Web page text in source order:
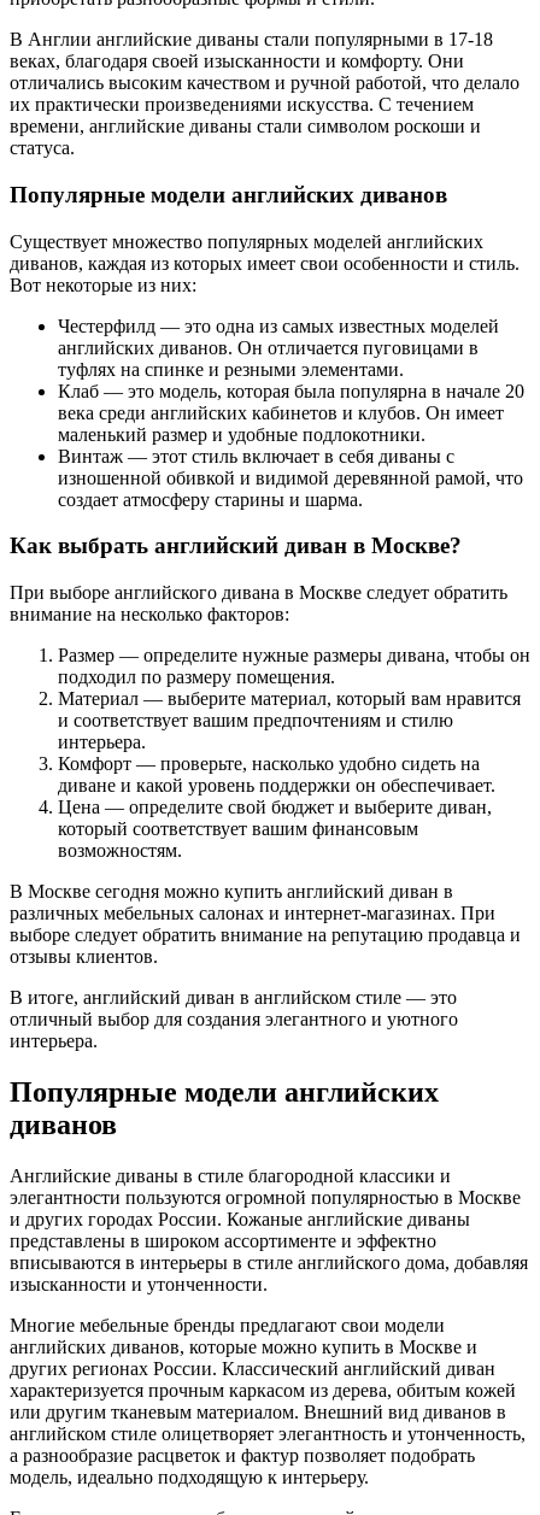
В Англии английские диваны стали популярными в 17-18
веках, благодаря своей изысканности и комфорту. Они
отличались высоким качеством и ручной работой, что делало
их практически произведениями искусства. С течением
времени, английские диваны стали символом роскоши и
статуса.
Популярные модели английских диванов
Существует множество популярных моделей английских
диванов, каждая из которых имеет свои особенности и стиль.
Вот некоторые из них:
Честерфилд — это одна из самых известных моделей
английских диванов. Он отличается пуговицами в
туфлях на спинке и резными элементами.
Клаб — это модель, которая была популярна в начале 20
века среди английских кабинетов и клубов. Он имеет
маленький размер и удобные подлокотники.
Винтаж — этот стиль включает в себя диваны с
изношенной обивкой и видимой деревянной рамой, что
создает атмосферу старины и шарма.
Как выбрать английский диван в Москве?
При выборе английского дивана в Москве следует обратить
внимание на несколько факторов:
Размер — определите нужные размеры дивана, чтобы он
подходил по размеру помещения.
Материал — выберите материал, который вам нравится
и соответствует вашим предпочтениям и стилю
интерьера.
Комфорт — проверьте, насколько удобно сидеть на
диване и какой уровень поддержки он обеспечивает.
Цена — определите свой бюджет и выберите диван,
который соответствует вашим финансовым
возможностям.
В Москве сегодня можно купить английский диван в
различных мебельных салонах и интернет-магазинах. При
выборе следует обратить внимание на репутацию продавца и
отзывы клиентов.
В итоге, английский диван в английском стиле — это
отличный выбор для создания элегантного и уютного
интерьера.
Популярные модели английских
диванов
Английские диваны в стиле благородной классики и
элегантности пользуются огромной популярностью в Москве
и других городах России. Кожаные английские диваны
представлены в широком ассортименте и эффектно
вписываются в интерьеры в стиле английского дома, добавляя
изысканности и утонченности.
Многие мебельные бренды предлагают свои модели
английских диванов, которые можно купить в Москве и
других регионах России. Классический английский диван
характеризуется прочным каркасом из дерева, обитым кожей
или другим тканевым материалом. Внешний вид диванов в
английском стиле олицетворяет элегантность и утонченность,
а разнообразие расцветок и фактур позволяет подобрать
модель, идеально подходящую к интерьеру.